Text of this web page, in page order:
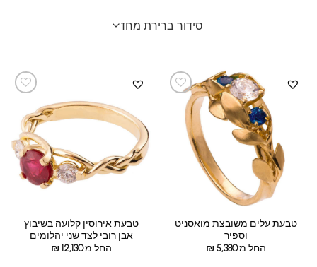
טבעת עלים משובצת מואסניט
וספיר
החל מ:
₪5,380
טבעת אירוסין קלועה בשיבוץ
אבן רובי לצד שני יהלומים
החל מ:
₪12,130